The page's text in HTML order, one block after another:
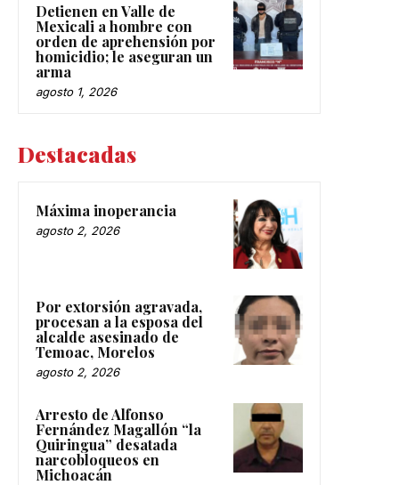
Detienen en Valle de
Mexicali a hombre con
orden de aprehensión por
homicidio; le aseguran un
arma
agosto 1, 2026
Destacadas
Máxima inoperancia
agosto 2, 2026
Por extorsión agravada,
procesan a la esposa del
alcalde asesinado de
Temoac, Morelos
agosto 2, 2026
Arresto de Alfonso
Fernández Magallón “la
Quiringua” desatada
narcobloqueos en
Michoacán